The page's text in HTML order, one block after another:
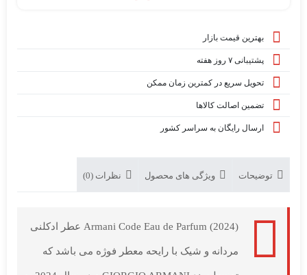
بهترین قیمت بازار
پشتیبانی ۷ روز هفته
تحویل سریع در کمترین زمان ممکن
تضمین اصالت کالاها
ارسال رایگان به سراسر کشور
توضیحات ویژگی های محصول نظرات (0)
Armani Code Eau de Parfum (2024) عطر ادکلنی
مردانه و شیک با رایحه معطر فوژه می باشد که